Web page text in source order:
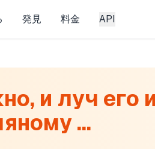
発見 料金 API
и луч его
...